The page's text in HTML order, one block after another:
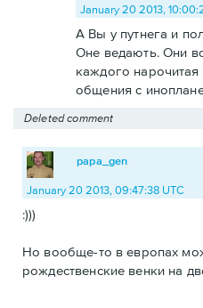
January 20 2013,
А Вы у путнега и
Оне ведають. Они
каждого
общения с
Deleted comment
papa_gen
January 20 2013, 09:47:38 UTC
:)))
Но вообще-то в европах
рождественские венки на